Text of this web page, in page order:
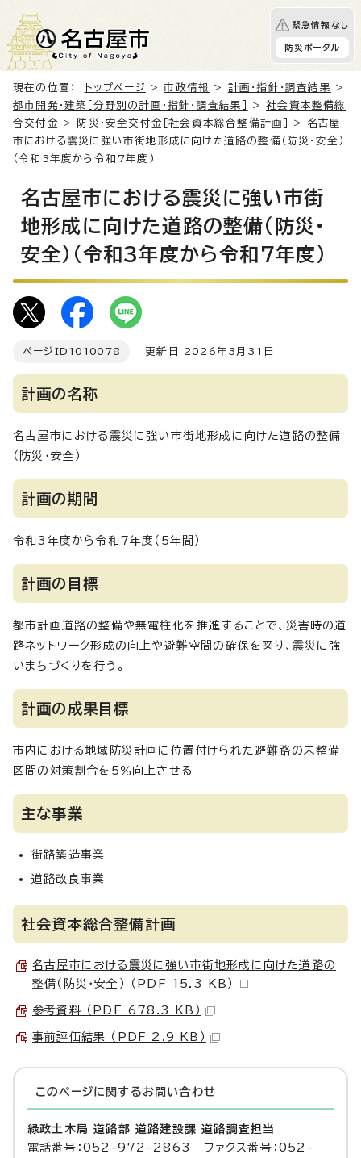
緊急情報なし
防災ポータル
現在の位置： トップページ >市政情報 > 計画・指針・調査結果
>
都市開発・建築［分野別の計画・指針・調査結果］
>社会資本整備総
合交付金 > 防災・安全交付金［社会資本総合整備計画］
> 名古屋
市における震災に強い市街地形成に向けた道路の整備（防災・安全）
（令和3年度から令和7年度）
名古屋市における震災に強い市街
地形成に向けた道路の整備（防災・
安全）（令和3年度から令和7年度）
ページID 1010078 更新日 2026年3月31日
計画の名称
名古屋市における震災に強い市街地形成に向けた道路の整備
（防災・安全）
計画の期間
令和3年度から令和7年度（5年間）
計画の目標
都市計画道路の整備や無電柱化を推進することで、災害時の道
路ネットワーク形成の向上や避難空間の確保を図り、震災に強
いまちづくりを行う。
計画の成果目標
市内における地域防災計画に位置付けられた避難路の未整備
区間の対策割合を5％向上させる
主な事業
街路築造事業
道路改良事業
社会資本総合整備計画
名古屋市における震災に強い市街地形成に向けた道路の
整備（防災・安全） （PDF 15.3 KB）
参考資料 （PDF 678.3 KB）
事前評価結果 （PDF 2.9 KB）
このページに関する お問い合わせ
緑政土木局 道路部 道路建設課 道路調査担当
電話番号：052-972-2863 ファクス番号：052-